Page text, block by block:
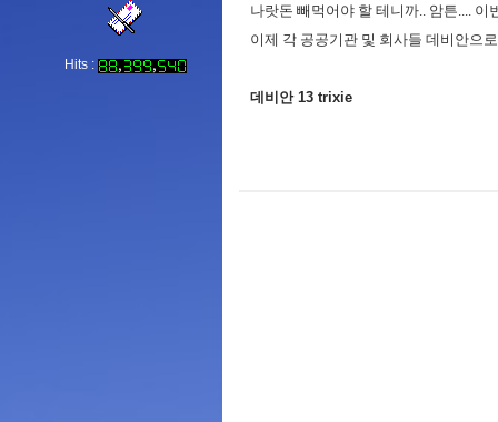
Hits :
나랏돈 빼먹어야 할 테니까.. 암튼....
이제 각 공공기관 및 회사들 데비안으
데비안 13 trixie